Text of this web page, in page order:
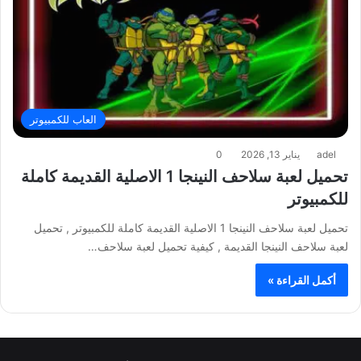
العاب للكمبيوتر
adel يناير 13, 2026 0
تحميل لعبة سلاحف النينجا 1 الاصلية القديمة كاملة
للكمبيوتر
تحميل لعبة سلاحف النينجا 1 الاصلية القديمة كاملة للكمبيوتر , تحميل
لعبة سلاحف النينجا القديمة , كيفية تحميل لعبة سلاحف…
أكمل القراءة »